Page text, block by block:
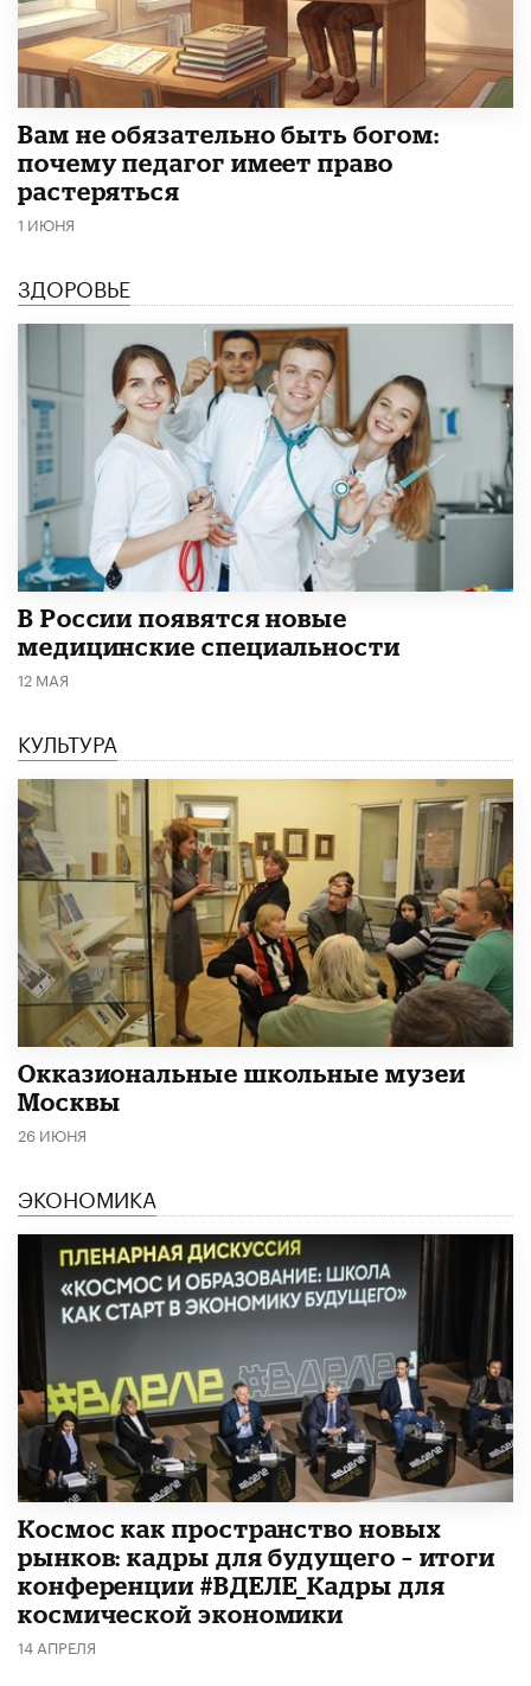
​Вам не обязательно быть богом:
почему педагог имеет право
растеряться
1 ИЮНЯ
ЗДОРОВЬЕ
В России появятся новые
медицинские специальности
12 МАЯ
КУЛЬТУРА
​Окказиональные школьные музеи
Москвы
26 ИЮНЯ
ЭКОНОМИКА
Космос как пространство новых
рынков: кадры для будущего – итоги
конференции #ВДЕЛЕ_Кадры для
космической экономики
14 АПРЕЛЯ